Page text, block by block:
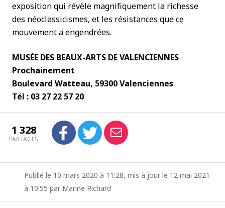
exposition qui révèle magnifiquement la richesse
des néoclassicismes, et les résistances que ce
mouvement a engendrées.
MUSÉE DES BEAUX-ARTS DE VALENCIENNES
Prochainement
Boulevard Watteau, 59300 Valenciennes
Tél : 03 27 22 57 20
1 328
PARTAGES
Publié le 10 mars 2020 à 11:28, mis à jour le 12 mai 2021
à 10:55 par Marine Richard